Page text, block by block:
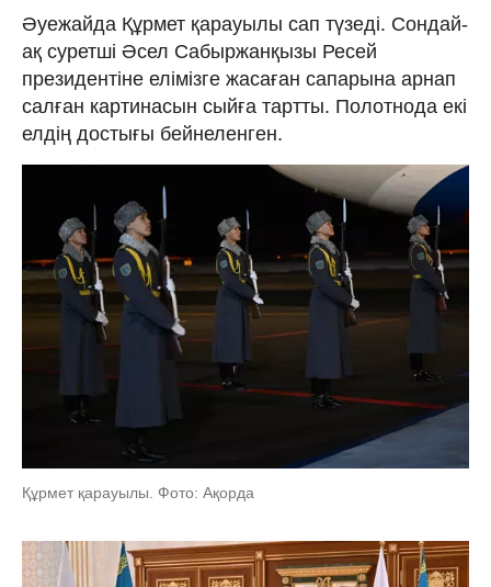
Әуежайда Құрмет қарауылы сап түзеді. Сондай-
ақ суретші Әсел Сабыржанқызы Ресей
президентіне елімізге жасаған сапарына арнап
салған картинасын сыйға тартты. Полотнода екі
елдің достығы бейнеленген.
Құрмет қарауылы. Фото: Ақорда